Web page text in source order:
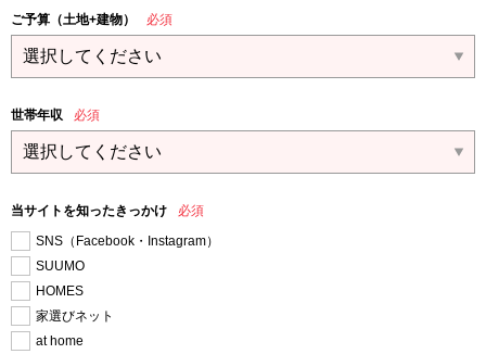
ご予算（土地+建物） 必須
世帯年収 必須
当サイトを知ったきっかけ
必須
SNS（Facebook・Instagram）
SUUMO
HOMES
家選びネット
at home